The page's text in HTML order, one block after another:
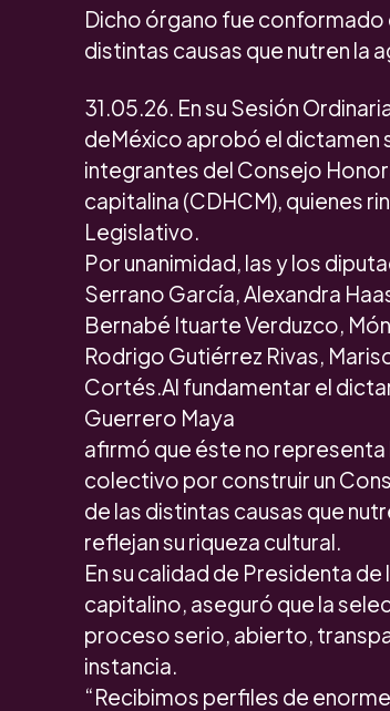
Dicho órgano fue conformado
distintas causas que nutren la
31.05.26. En su Sesión
deMéxico aprobó el dictamen
integrantes del Consejo
capitalina (CDHCM), quienes
Legislativo.
Por unanimidad, las y los
Serrano García, Alexandra
Bernabé Ituarte Verduzco,
Rodrigo Gutiérrez Rivas,
Cortés.Al fundamentar el
Guerrero Maya
afirmó que éste no representa
colectivo por construir un
de las distintas causas que
reflejan su riqueza cultural.
En su calidad de Presidenta
capitalino, aseguró que la
proceso serio, abierto,
instancia.
“Recibimos perfiles de